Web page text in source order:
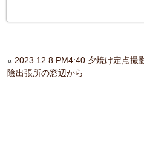
« 2023.12.8 PM4:40 夕焼け定点
陰出張所の窓辺から